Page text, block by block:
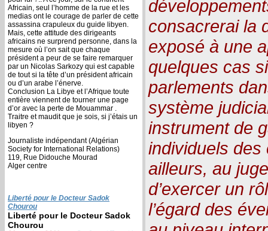
Africain, seul l’homme de la rue et les
medias ont le courage de parler de cette
assassina crapuleux du guide libyen.
Mais, cette attitude des dirigeants
africains ne surprend personne, dans la
mesure où l’on sait que chaque
président a peur de se faire remarquer
par un Nicolas Sarkozy qui est capable
de tout si la tête d’un président africain
ou d’un arabe l’énerve.
Conclusion La Libye et l’Afrique toute
entière viennent de tourner une page
d’or avec la perte de Mouammar .
Traitre et maudit que je sois, si j’étais un
libyen ?
Journaliste indépendant (Algérian
Society for International Relations)
119, Rue Didouche Mourad
Alger centre
Liberté pour le Docteur Sadok
Chourou
Liberté pour le Docteur Sadok
Chourou
consacrerai la
exposé à une
quelques cas
parlements
système
instrument de
individuels des
ailleurs, au
d’exercer un
l’égard des